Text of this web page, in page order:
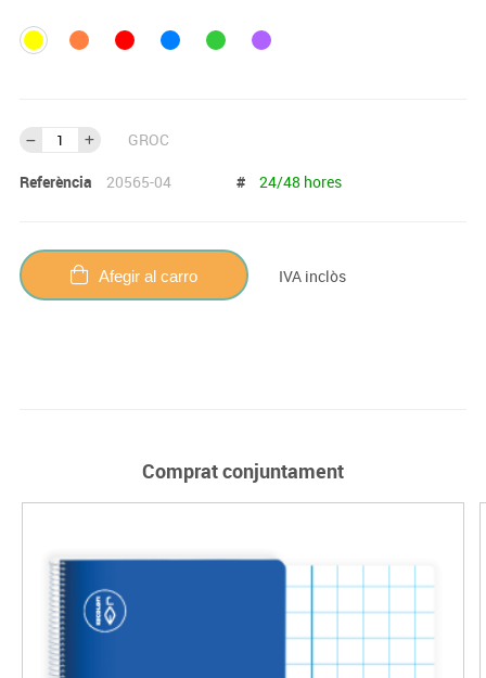
GROC
Referència 20565-04 # 24/48 hores
Afegir al carro IVA inclòs
Comprat conjuntament